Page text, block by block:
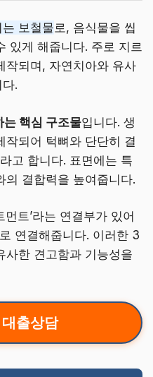
보철물로, 음식물을 씹
있게 해줍니다. 주로 지르
작되며, 자연치아와 유사
.
는 핵심 구조물입니다. 생
작되어 턱뼈와 단단히 결
고 합니다. 표면에는 특
의 결합력을 높여줍니다.
트’라는 연결부가 있어
연결해줍니다. 이러한 3
사한 견고함과 기능성을
출상담